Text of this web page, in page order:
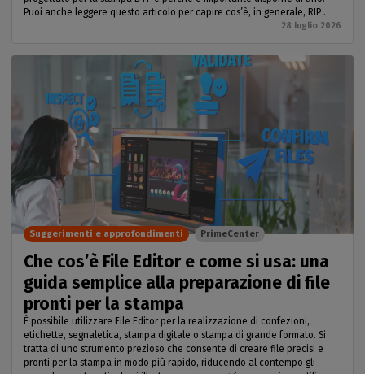
Puoi anche leggere questo articolo per capire cos’è, in generale, RIP .
28 luglio 2026
Che cos’è File Editor e come si usa: una
guida semplice alla preparazione di file
pronti per la stampa
È possibile utilizzare File Editor per la realizzazione di confezioni,
etichette, segnaletica, stampa digitale o stampa di grande formato. Si
tratta di uno strumento prezioso che consente di creare file precisi e
pronti per la stampa in modo più rapido, riducendo al contempo gli
Suggerimenti e approfondimenti PrimeCenter